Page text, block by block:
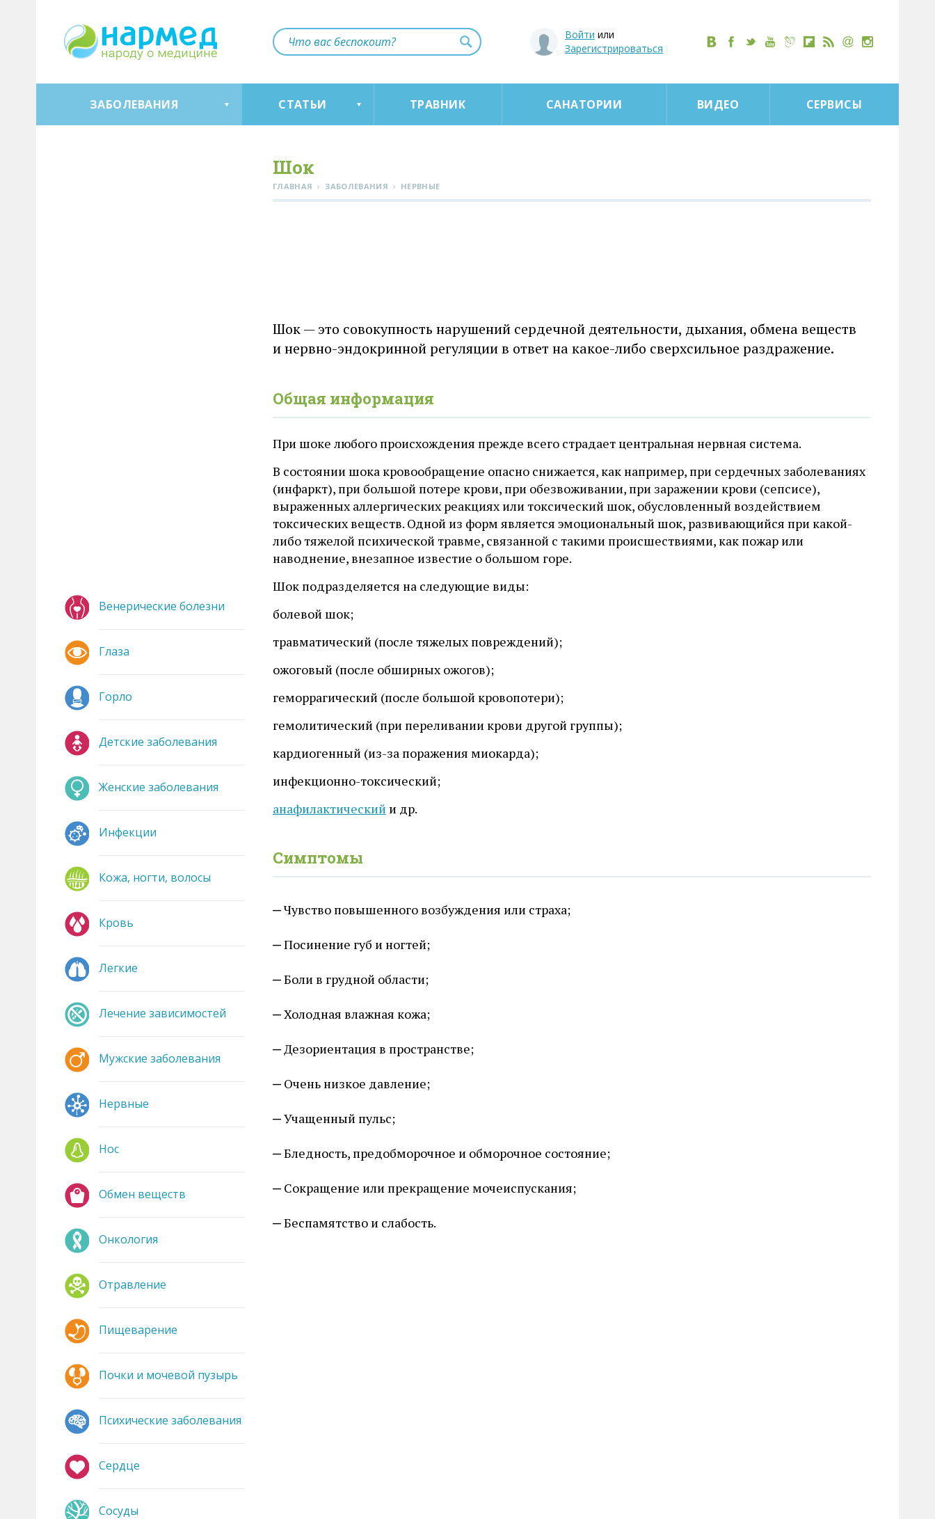
Войти или
Зарегистрироваться
ЗАБОЛЕВАНИЯ СТАТЬИ ТРАВНИК САНАТОРИИ ВИДЕО СЕРВИСЫ
Шок
ГЛАВНАЯ › ЗАБОЛЕВАНИЯ › НЕРВНЫЕ
Шок — это совокупность нарушений сердечной деятельности, дыхания, обмена веществ
и нервно-эндокринной регуляции в ответ на какое-либо сверхсильное раздражение.
Общая информация
При шоке любого происхождения прежде всего страдает центральная нервная система.
В состоянии шока кровообращение опасно снижается, как например, при сердечных заболеваниях
(инфаркт), при большой потере крови, при обезвоживании, при заражении крови (сепсисе),
выраженных аллергических реакциях или токсический шок, обусловленный воздействием
токсических веществ. Одной из форм является эмоциональный шок, развивающийся при какой-
либо тяжелой психической травме, связанной с такими происшествиями, как пожар или
наводнение, внезапное известие о большом горе.
Шок подразделяется на следующие виды:
болевой шок;
травматический (после тяжелых повреждений);
ожоговый (после обширных ожогов);
геморрагический (после большой кровопотери);
гемолитический (при переливании крови другой группы);
кардиогенный (из-за поражения миокарда);
инфекционно-токсический;
анафилактический и др.
Симптомы
Чувство повышенного возбуждения или страха;
Посинение губ и ногтей;
Боли в грудной области;
Холодная влажная кожа;
Дезориентация в пространстве;
Очень низкое давление;
Учащенный пульс;
Бледность, предобморочное и обморочное состояние;
Сокращение или прекращение мочеиспускания;
Беспамятство и слабость.
Венерические болезни
Глаза
Горло
Детские заболевания
Женские заболевания
Инфекции
Кожа, ногти, волосы
Кровь
Легкие
Лечение зависимостей
Мужские заболевания
Нервные
Нос
Обмен веществ
Онкология
Отравление
Пищеварение
Почки и мочевой пузырь
Психические заболевания
Сердце
Сосуды